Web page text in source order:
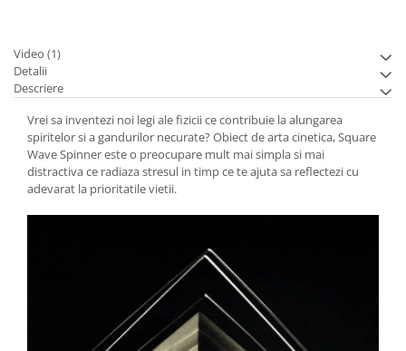
Video (1)
Detalii
Descriere
Vrei sa inventezi noi legi ale fizicii ce contribuie la alungarea
spiritelor si a gandurilor necurate? Obiect de arta cinetica, Square
Wave Spinner este o preocupare mult mai simpla si mai
distractiva ce radiaza stresul in timp ce te ajuta sa reflectezi cu
adevarat la prioritatile vietii.